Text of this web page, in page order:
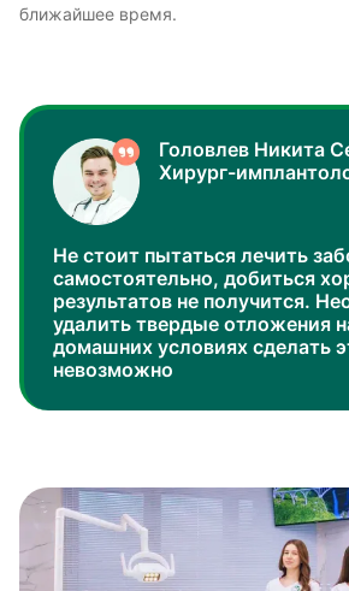
ближайшее время.
Головлев Никита
Хирург-
Не стоит пытаться лечить
самостоятельно, добиться
результатов не получится.
удалить твердые отложения
домашних условиях сделать
невозможно